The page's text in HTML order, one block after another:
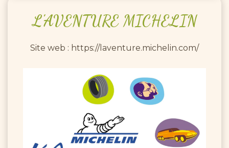
L'AVENTURE MICHELIN
Site web : https://laventure.michelin.com/